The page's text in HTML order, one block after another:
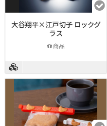
大谷翔平×江戸切子 ロックグ
ラス
商品